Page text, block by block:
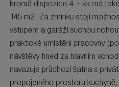
kromě dispozice 4 + kk má
145 m2. Za zmínku stojí
vstupem a garáží suchou
praktické umístění pracovny
návštěvy hned za hlavním
navazuje průchozí šatna s
propojeného prostoru